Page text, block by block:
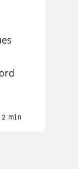
2 min